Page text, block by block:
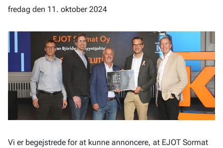
fredag den 11. oktober 2024
Vi er begejstrede for at kunne annoncere, at EJOT Sormat